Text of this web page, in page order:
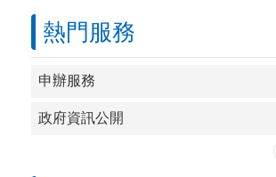
熱門服務
申辦服務
政府資訊公開